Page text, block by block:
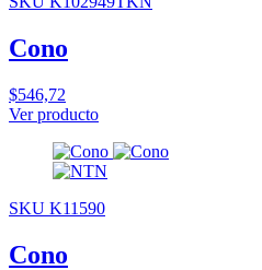
Cono
$546,72
Ver producto
SKU K11590
Cono